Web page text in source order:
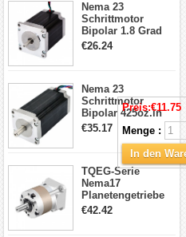
Nema 23
Schrittmotor
Bipolar 1.8 Grad
1.9Nm 3A 3.36V 4
€26.24
Nema 23
Schrittmotor
Bipolar 425oz.in
4.2A 57x57x114mm
4 Draht Hybrid
Schrittmotor
€35.17
TQEG-Serie
Nema17
Planetengetriebe
5:1 Spiel 15Arc-
€42.42
Preis:€11.75
Menge :
In den